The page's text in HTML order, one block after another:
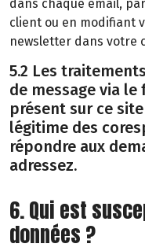
dans chaque email,
client ou en modifiant
newsletter dans votre
5.2 Les
de message via
présent sur ce
légitime des
répondre aux
adressez.
6. Qui est
données ?